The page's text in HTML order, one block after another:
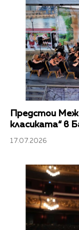
Предстои
класиката“ в
17.07.2026